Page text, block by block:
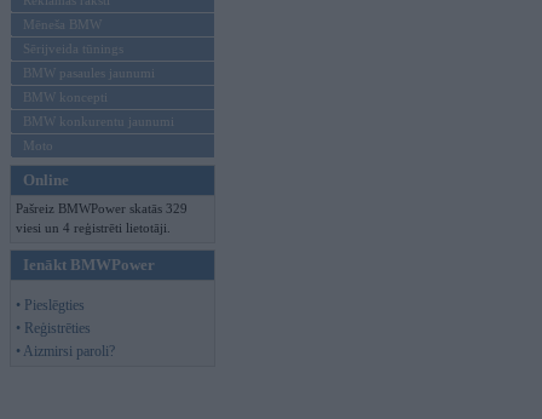
Mēneša BMW
Sērijveida tūnings
BMW pasaules jaunumi
BMW koncepti
BMW konkurentu jaunumi
Moto
Online
Pašreiz BMWPower skatās 329
viesi un 4 reģistrēti lietotāji.
Ienākt BMWPower
• Pieslēgties
• Reģistrēties
• Aizmirsi paroli?